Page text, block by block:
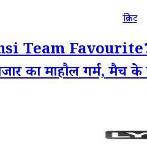
क्रिकेट
Favourite?
का माहौल गर्म, मैच